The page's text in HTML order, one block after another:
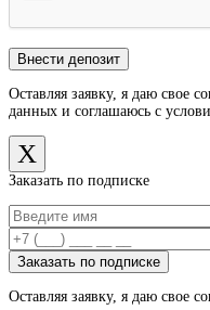
Оставляя заявку, я даю свое
данных и соглашаюсь с
X
Заказать по подписке
Оставляя заявку, я даю свое